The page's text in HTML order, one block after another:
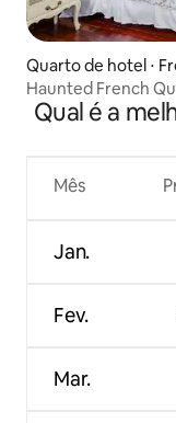
Quarto de hotel ⋅
Haunted French
Qual é a
Mês
Jan.
Fev.
Mar.